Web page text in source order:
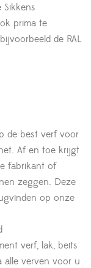
prima te
de RAL
de best verf voor
Af en toe krijgt
fabrikant of
zeggen. Deze
op onze
verf, lak, beits
alle verven voor u